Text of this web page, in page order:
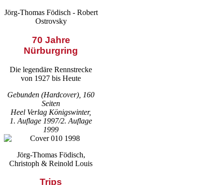
Jörg-Thomas Födisch - Robert
Ostrovsky
70 Jahre
Nürburgring
Die legendäre Rennstrecke
von 1927 bis Heute
Gebunden (Hardcover), 160
Seiten
Heel Verlag Königswinter,
1. Auflage 1997/2. Auflage
1999
Jörg-Thomas Födisch,
Christoph & Reinold Louis
Trips